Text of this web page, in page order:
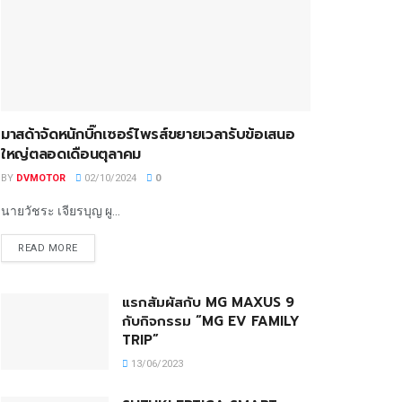
มาสด้าจัดหนักบิ๊กเซอร์ไพรส์ขยายเวลารับข้อเสนอ
ใหญ่ตลอดเดือนตุลาคม
BY DVMOTOR 02/10/2024 0
นายวัชระ เจียรบุญ ผู...
READ MORE
แรกสัมผัสกับ MG MAXUS 9
กับกิจกรรม “MG EV FAMILY
TRIP”
13/06/2023